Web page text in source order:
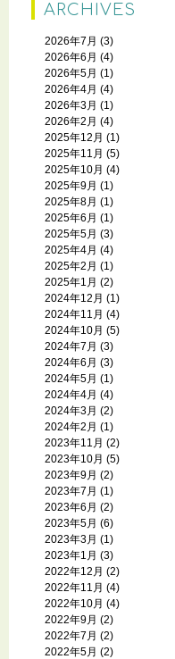
ARCHIVES
2026年7月 (3)
2026年6月 (4)
2026年5月 (1)
2026年4月 (4)
2026年3月 (1)
2026年2月 (4)
2025年12月 (1)
2025年11月 (5)
2025年10月 (4)
2025年9月 (1)
2025年8月 (1)
2025年6月 (1)
2025年5月 (3)
2025年4月 (4)
2025年2月 (1)
2025年1月 (2)
2024年12月 (1)
2024年11月 (4)
2024年10月 (5)
2024年7月 (3)
2024年6月 (3)
2024年5月 (1)
2024年4月 (4)
2024年3月 (2)
2024年2月 (1)
2023年11月 (2)
2023年10月 (5)
2023年9月 (2)
2023年7月 (1)
2023年6月 (2)
2023年5月 (6)
2023年3月 (1)
2023年1月 (3)
2022年12月 (2)
2022年11月 (4)
2022年10月 (4)
2022年9月 (2)
2022年7月 (2)
2022年5月 (2)